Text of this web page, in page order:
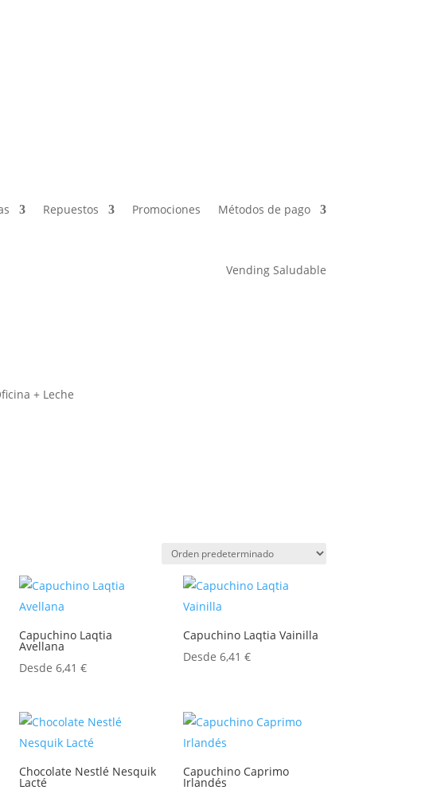
Repuestos Promociones Métodos de pago
Vending Saludable
+ Leche
Capuchino Laqtia
Avellana
Desde 6,41 €
Capuchino Laqtia Vainilla
Desde6,41€
Chocolate Nestlé Nesquik
Lacté
Capuchino Caprimo
Irlandés